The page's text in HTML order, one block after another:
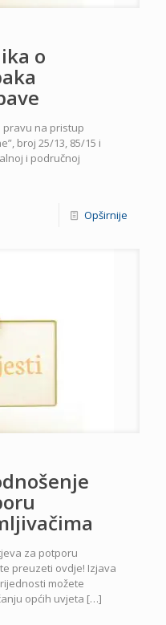
o
pravu na pristup
broj 25/13, 85/15 i
i područnoj
Opširnije
za potporu
preuzeti ovdje! Izjava
možete
općih uvjeta […]